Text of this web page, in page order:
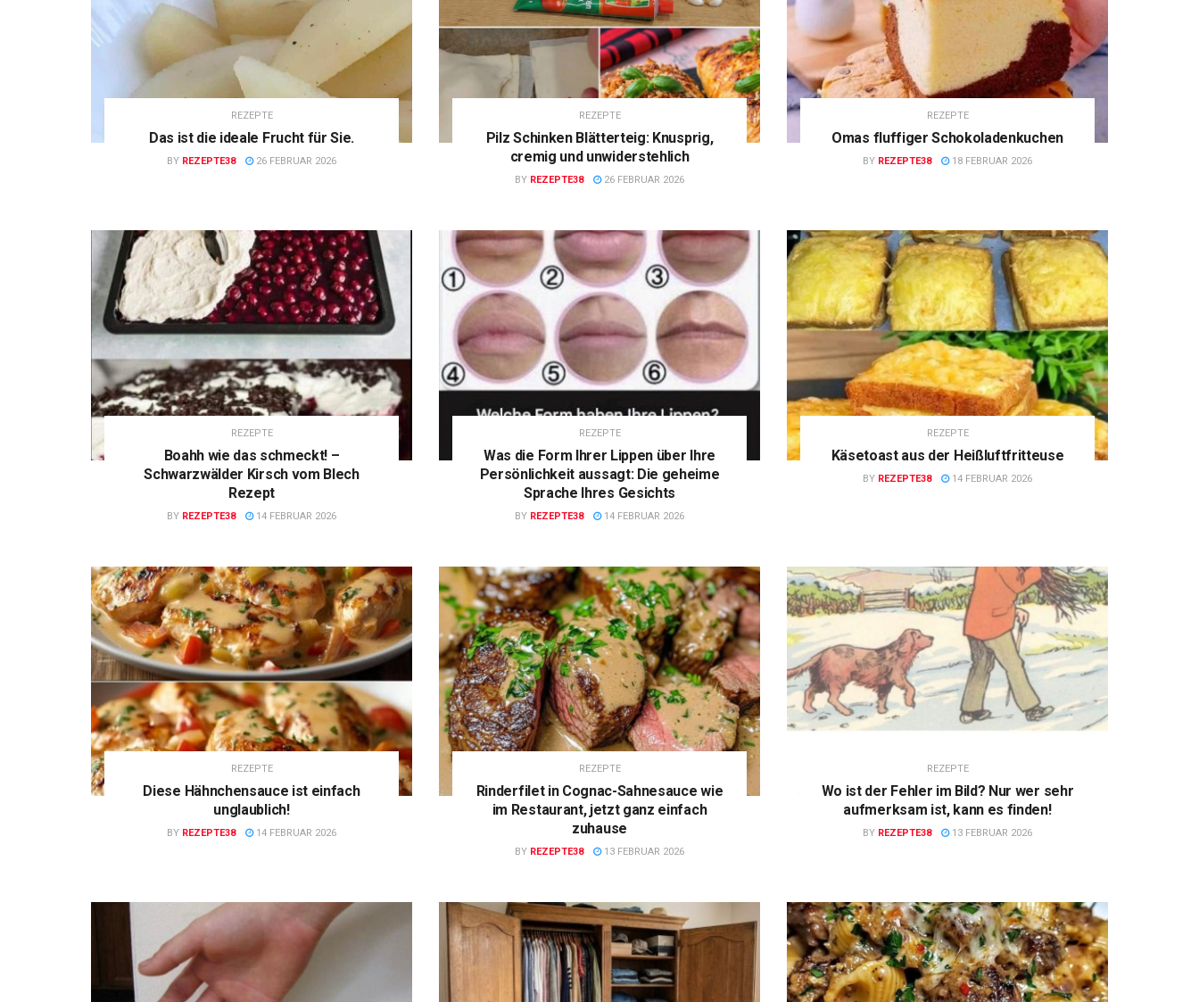
REZEPTE
Das ist die ideale Frucht für Sie.
BY REZEPTE38 26 FEBRUAR 2026
REZEPTE
Pilz Schinken Blätterteig: Knusprig,
cremig und unwiderstehlich
BY REZEPTE38 26 FEBRUAR 2026
REZEPTE
Omas fluffiger Schokoladenkuchen
BY REZEPTE38 18 FEBRUAR 2026
REZEPTE
Boahh wie das schmeckt! –
Schwarzwälder Kirsch vom Blech
Rezept
BY REZEPTE38 14 FEBRUAR 2026
REZEPTE
Was die Form Ihrer Lippen über Ihre
Persönlichkeit aussagt: Die geheime
Sprache Ihres Gesichts
BY REZEPTE38 14 FEBRUAR 2026
REZEPTE
Käsetoast aus der Heißluftfritteuse
BY REZEPTE38 14 FEBRUAR 2026
REZEPTE
Diese Hähnchensauce ist einfach
unglaublich!
BY REZEPTE38 14 FEBRUAR 2026
REZEPTE
Rinderfilet in Cognac-Sahnesauce wie
im Restaurant, jetzt ganz einfach
zuhause
BY REZEPTE38 13 FEBRUAR 2026
REZEPTE
Wo ist der Fehler im Bild? Nur wer sehr
aufmerksam ist, kann es finden!
BY REZEPTE38 13 FEBRUAR 2026